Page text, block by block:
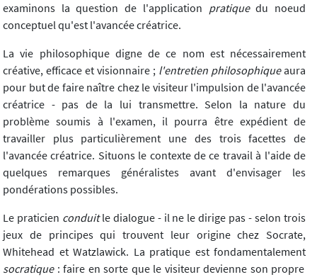
examinons la question de l'application pratiquedu noeud
conceptuel qu'est l'avancée créatrice.
La vie philosophique digne de ce nom est nécessairement
créative, efficace et visionnaire ; l'entretien philosophiqueaura
pour but de faire naître chez le visiteur l'impulsion de l'avancée
créatrice - pas de la lui transmettre. Selon la nature du
problème soumis à l'examen, il pourra être expédient de
travailler plus particulièrement une des trois facettes de
l'avancée créatrice. Situons le contexte de ce travail à l'aide de
quelques remarques généralistes avant d'envisager les
pondérations possibles.
Le praticien conduitle dialogue - il ne le dirige pas - selon trois
jeux de principes qui trouvent leur origine chez Socrate,
Whitehead et Watzlawick. La pratique est fondamentalement
socratique : faire en sorte que le visiteur devienne son propre